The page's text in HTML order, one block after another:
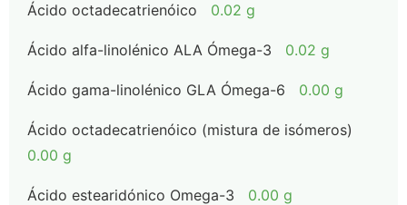
Ácido octadecatrienóico 0.02 g
Ácido alfa-linolénico ALA Ómega-3 0.02 g
Ácido gama-linolénico GLA Ómega-6 0.00 g
Ácido octadecatrienóico (mistura de isómeros)
0.00 g
Ácido estearidónico Omega-3 0.00 g